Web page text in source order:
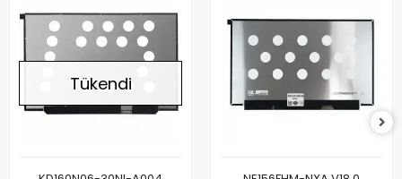
Tükendi